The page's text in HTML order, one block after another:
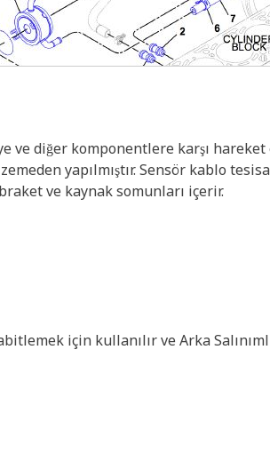
diğer komponentlere karşı hareket
yapılmıştır. Sensör kablo
ve kaynak somunları içerir.
için kullanılır ve Arka